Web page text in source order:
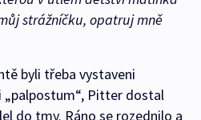
strážníčku, opatruj mně
byli třeba vystaveni
Pitter dostal
do tmy. Ráno se rozednilo a